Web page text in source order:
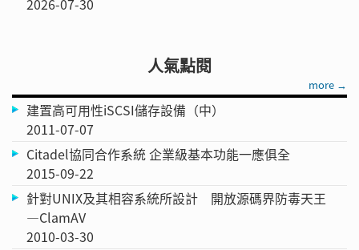
人氣點閱
more →
建置高可用性iSCSI儲存設備（中）
2011-07-07
Citadel協同合作系統 企業級基本功能一應俱全
2015-09-22
針對UNIX及其相容系統所設計 開放源碼界防毒天王
—ClamAV
2010-03-30